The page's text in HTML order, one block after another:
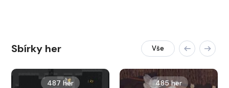
Sbírky her Vše
487 her 485 her